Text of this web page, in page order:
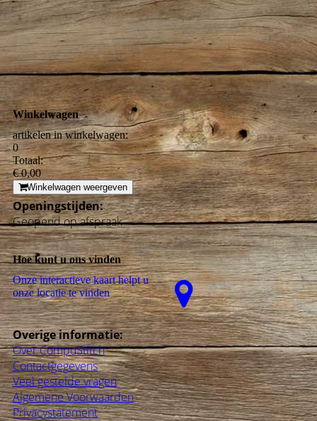
Winkelwagen
artikelen in winkelwagen:
0
Totaal:
€ 0,00
Winkelwagen weergeven
Openingstijden:
Geopend op afspraak
Hoe kunt u ons vinden
Onze interactieve kaart helpt u
onze locatie te vinden
Overige informatie:
Over CompuStitch
Contactgegevens
Veel gestelde vragen
Algemene Voorwaarden
Privacystatement